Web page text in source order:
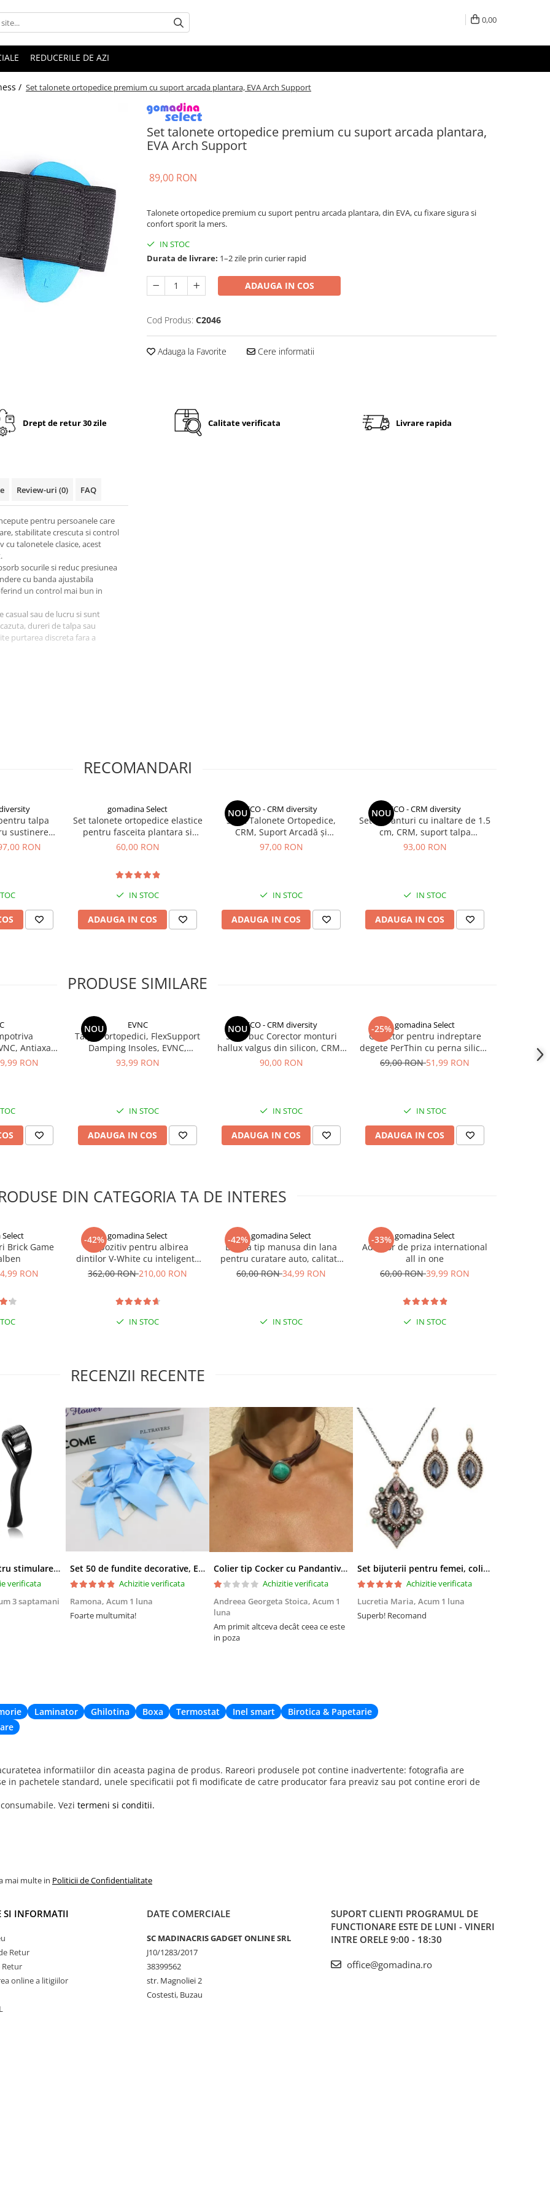
0,00
REDUCERILE DE AZI
/ Set talonete ortopedice premium cu suport arcada plantara, EVA Arch Support
Set talonete ortopedice premium cu suport arcada plantara,
EVA Arch Support
89,00 RON
Talonete ortopedice premium cu suport pentru arcada plantara, din EVA, cu fixare sigura si
confort sporit la mers.
IN STOC
Durata de livrare: 1–2 zile prin curier rapid
ADAUGA IN COS
Cod Produs: C2046
Adauga la Favorite Cere informatii
Drept de retur 30 zile Calitate verificata Livrare rapida
Review-uri (0) FAQ
pentru persoanele care
stabilitate crescuta si control
talonetele clasice, acest
socurile si reduc presiunea
cu banda ajustabila
un control mai bun in
sau de lucru si sunt
dureri de talpa sau
purtarea discreta fara a
RECOMANDARI
talpa
sustinerea
arcului
RON
gomadina Select
Set talonete ortopedice elastice
pentru fasceita plantara si
platfus, marime universala
60,00 RON
IN STOC
ADAUGA IN COS
NOUCCO - CRM diversity
Set 2 Talonete Ortopedice,
CRM, Suport Arcadă și
Amortizare, Negru-Albastru
97,00 RON
IN STOC
ADAUGA IN COS
NOUCCO - CRM diversity
Set 2 branturi cu inaltare de 1.5
cm, CRM, suport talpa
Incaltaminte, 40-44, unisex, gri
93,00 RON
IN STOC
ADAUGA IN COS
PRODUSE SIMILARE
Antiaxa
eficient
RON
NOU EVNC
Talpici ortopedici, FlexSupport
Damping Insoles, EVNC,
absorbție de soc si ventilație,
93,99 RON
IN STOC
ADAUGA IN COS
NOUCCO - CRM diversity
Set 2 buc Corector monturi
hallux valgus din silicon, CRM,
separator degete picior,
90,00 RON
IN STOC
ADAUGA IN COS
-25% gomadina Select
Corector pentru indreptare
degete PerThin cu perna silicon
si bandaj elastic
69,00 RON51,99 RON
IN STOC
ADAUGA IN COS
CRM,
DIN CATEGORIA TA DE INTERES
Brick Game
RON
-42% gomadina Select
Dispozitiv pentru albirea
dintilor V-White cu inteligenta
artificiala
362,00 RON210,00 RON
IN STOC
-42% gomadina Select
Laveta tip manusa din lana
pentru curatare auto, calitate
extra
60,00 RON34,99 RON
IN STOC
-33% gomadina Select
Adaptor de priza international
all in one
60,00 RON39,99 RON
IN STOC
RECENZII RECENTE
Derma-roller pentru stimularea cresterii parului, scalp si barba, Beard Roller
verificata
3 saptamani
Set 50 de fundite decorative, EVNC, Blue Satin , potrivite pentru masini, scaune sau pahare, albastru
Achizitie verificata
Ramona, Acum 1 luna
Foarte multumita!
Colier tip Cocker cu Pandantiv Boho EVNC - Turquoise Pendant, Mărime Reglabilă
Achizitie verificata
Andreea Georgeta Stoica, Acum 1
luna
Am primit altceva decât ceea ce este
in poza
Set bijuterii pentru femei, colier cu pandantiv si cercei, CRM, 51 cm, multicolor
Achizitie verificata
Lucretia Maria, Acum 1 luna
Superb! Recomand
Laminator Ghilotina Boxa Termostat Inel smart
Birotica & Papetarie
informatiilor din aceasta pagina de produs. Rareori produsele pot contine inadvertente: fotografia are
in pachetele standard, unele specificatii pot fi modificate de catre producator fara preaviz sau pot contine erori de
Vezi termeni si conditii.
mai multe in Politicii de Confidentialitate
SI INFORMATII
Retur
Retur
online a litigiilor
DATE COMERCIALE
SC MADINACRIS GADGET ONLINE SRL
J10/1283/2017
38399562
str. Magnoliei 2
Costesti, Buzau
SUPORT CLIENTI PROGRAMUL DE
FUNCTIONARE ESTE DE LUNI - VINERI
INTRE ORELE 9:00 - 18:30
office@gomadina.ro